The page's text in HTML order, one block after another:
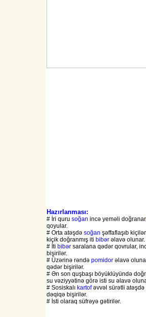
Hazırlanması:
# İri quru soğan incə yeməli
qoyular.
# Orta atəşdə soğan şəffaflaşıb
kiçik doğranmış iti bibər əlavə olunar.
# İti bibər saralana qədər qovrular,
bişirilər.
# Üzərinə rəndə pomidor əlavə
qədər bişirilər.
# Ən son quşbaşı böyüklüyündə
su vəziyyətinə görə isti su əlavə
# Sosiskalı kartofəvvəl sürətli atəşdə
dəqiqə bişirilər.
# İsti olaraq süfrəyə gətirilər.